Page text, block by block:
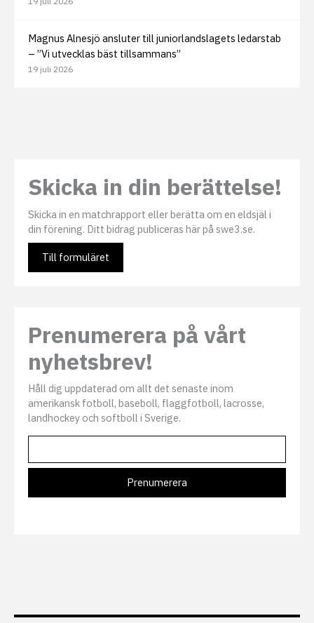
Magnus Alnesjö ansluter till juniorlandslagets ledarstab
– ”Vi utvecklas bäst tillsammans”
19 juli 2026
Skicka in din berättelse!
Skicka in en matchrapport eller berätta om en eldsjäl i
din förening. Ditt bidrag publiceras här på swe3.se.
Till formuläret
Prenumerera på vårt
nyhetsbrev!
Håll dig uppdaterad om allt det senaste inom
amerikansk fotboll, baseboll, flaggfotboll, lacrosse,
landhockey och softboll i Sverige.